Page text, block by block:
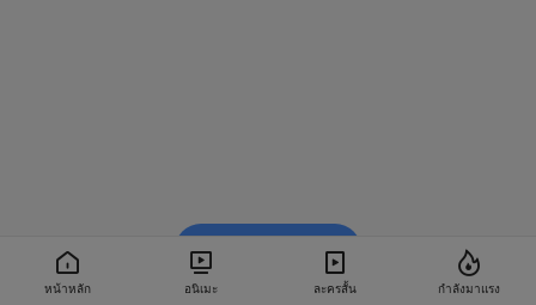
หน้าหลัก อนิเมะ ละครสั้น กำลังมาแรง
รับชมใน BiliBili